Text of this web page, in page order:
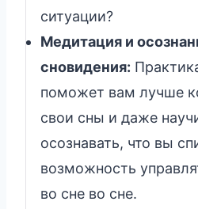
ситуации?
Медитация и
сновидения:
поможет вам лучше
свои сны и даже
осознавать, что вы
возможность
во сне во сне.